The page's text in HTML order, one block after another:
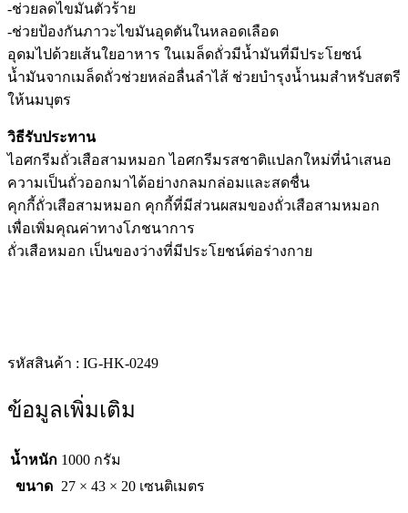
-ช่วยลดไขมันตัวร้าย
-ช่วยป้องกันภาวะไขมันอุดตันในหลอดเลือด
อุดมไปด้วยเส้นใยอาหาร ในเมล็ดถั่วมีน้ำมันที่มีประโยชน์
น้ำมันจากเมล็ดถั่วช่วยหล่อลื่นลำไส้ ช่วยบำรุงน้ำนมสำหรับสตรี
ให้นมบุตร
วิธีรับประทาน
ไอศกรีมถั่วเสือสามหมอก ไอศกรีมรสชาติแปลกใหม่ที่นำเสนอ
ความเป็นถั่วออกมาได้อย่างกลมกล่อมและสดชื่น
คุกกี้ถั่วเสือสามหมอก คุกกี้ที่มีส่วนผสมของถั่วเสือสามหมอก
เพื่อเพิ่มคุณค่าทางโภชนาการ
ถั่วเสือหมอก เป็นของว่างที่มีประโยชน์ต่อร่างกาย
รหัสสินค้า : IG-HK-0249
ข้อมูลเพิ่มเติม
น้ำหนัก 1000 กรัม
ขนาด
27 × 43 × 20 เซนติเมตร